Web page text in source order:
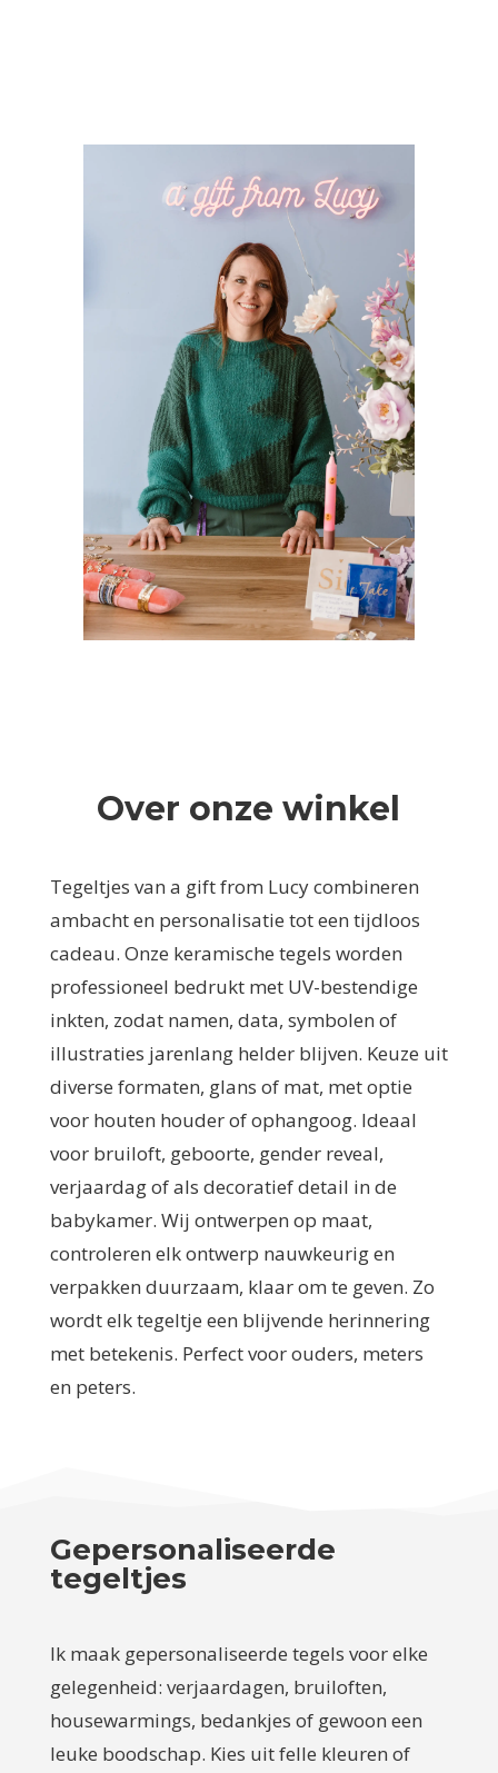
Over onze winkel
Tegeltjes van a gift from Lucy combineren
ambacht en personalisatie tot een tijdloos
cadeau. Onze keramische tegels worden
professioneel bedrukt met UV-bestendige
inkten, zodat namen, data, symbolen of
illustraties jarenlang helder blijven. Keuze uit
diverse formaten, glans of mat, met optie
voor houten houder of ophangoog. Ideaal
voor bruiloft, geboorte, gender reveal,
verjaardag of als decoratief detail in de
babykamer. Wij ontwerpen op maat,
controleren elk ontwerp nauwkeurig en
verpakken duurzaam, klaar om te geven. Zo
wordt elk tegeltje een blijvende herinnering
met betekenis. Perfect voor ouders, meters
en peters.
Gepersonaliseerde
tegeltjes
Ik maak gepersonaliseerde tegels voor elke
gelegenheid: verjaardagen, bruiloften,
housewarmings, bedankjes of gewoon een
leuke boodschap. Kies uit felle kleuren of